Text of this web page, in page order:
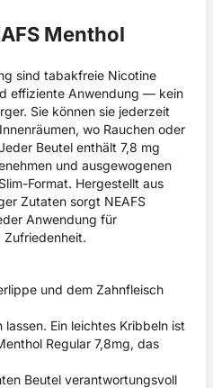
Menthol
sind tabakfreie Nicotine
effiziente Anwendung — kein
Sie können sie jederzeit
wo Rauchen oder
Beutel enthält 7,8 mg
und ausgewogenen
Format. Hergestellt aus
Zutaten sorgt NEAFS
Anwendung für
und dem Zahnfleisch
Ein leichtes Kribbeln ist
Regular 7,8mg, das
Beutel verantwortungsvoll